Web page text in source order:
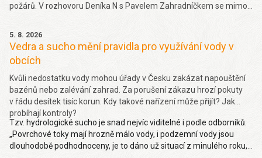
požárů. V rozhovoru Deníka N s Pavelem Zahradníčkem se mimo
problém je málo vody v řekách. Více
5. 8. 2026
Vedra a sucho mění pravidla pro využívání vody v
obcích
Kvůli nedostatku vody mohou úřady v Česku zakázat napouštění
bazénů nebo zalévání zahrad. Za porušení zákazu hrozí pokuty
v řádu desítek tisíc korun. Kdy takové nařízení může přijít? Jak
probíhají kontroly?
Tzv. hydrologické sucho je snad nejvíc viditelné i podle odborníků.
„Povrchové toky mají hrozně málo vody, i podzemní vody jsou
dlouhodobě podhodnoceny, je to dáno už situací z minulého roku,